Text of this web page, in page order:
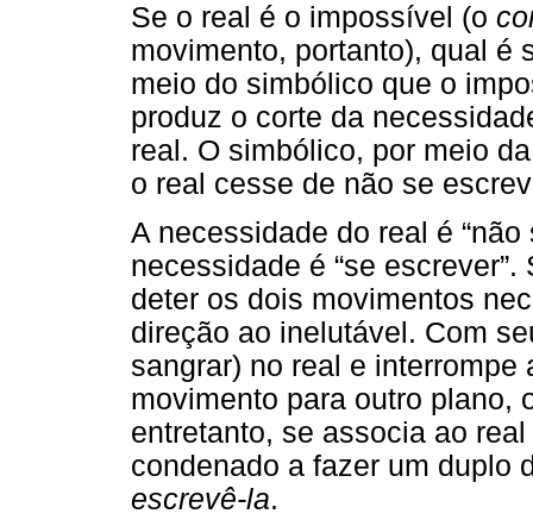
Se o real é o impossível (o
movimento, portanto), qual é
meio do simbólico que o
produz o corte da
real. O simbólico, por meio
o real cesse de não se
A necessidade do real é
necessidade é “se
deter os dois movimentos
direção ao inelutável. Com
sangrar) no real e
movimento para outro plano,
entretanto, se associa ao
condenado a fazer um duplo
escrevê-la.